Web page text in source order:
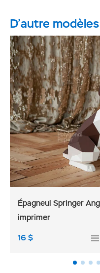
D’autre modèles
Épagneul Springer
imprimer
16$